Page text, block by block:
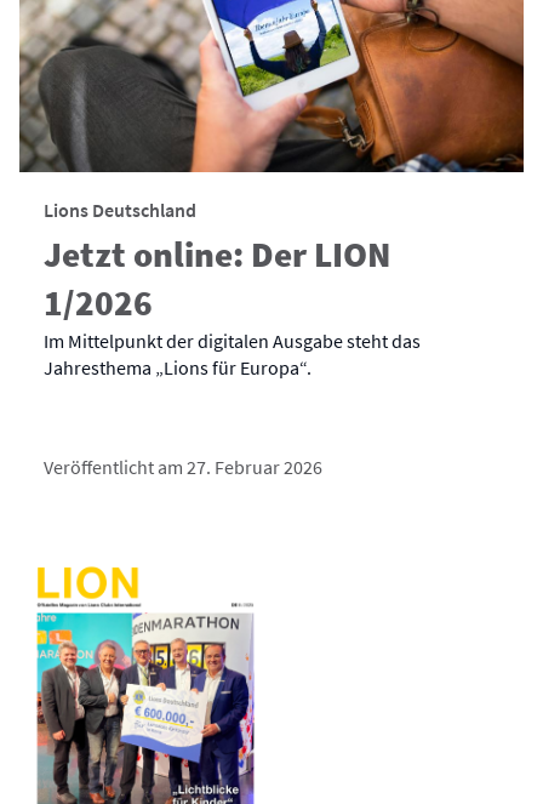
Lions Deutschland
Jetzt online: Der LION
1/2026
Im Mittelpunkt der digitalen Ausgabe steht das
Jahresthema „Lions für Europa“.
Veröffentlicht am 27. Februar 2026